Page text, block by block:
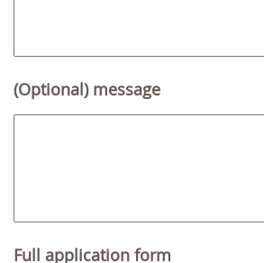
(Optional) message
Full application form